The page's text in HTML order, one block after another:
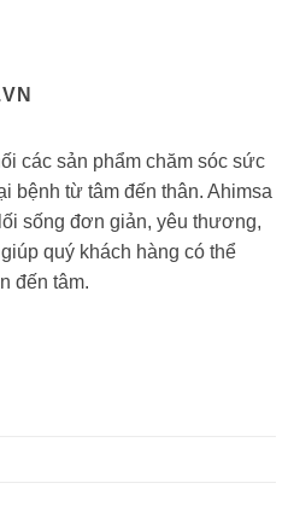
các sản phẩm chăm sóc sức
bệnh từ tâm đến thân. Ahimsa
sống đơn giản, yêu thương,
quý khách hàng có thể
đến tâm.